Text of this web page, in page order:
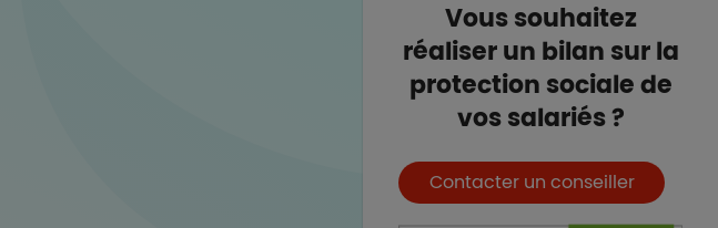
Vous souhaitez
réaliser un bilan sur la
protection sociale de
vos salariés ?
Boutons et liens
Contacter un conseiller